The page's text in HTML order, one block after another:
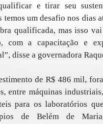
e tirar seu
temos um desafio nos dias
qualificada, mas isso
com a capacitação e
disse a governadora
de R$ 486 mil,
entre máquinas
para os laboratórios
de Belém de